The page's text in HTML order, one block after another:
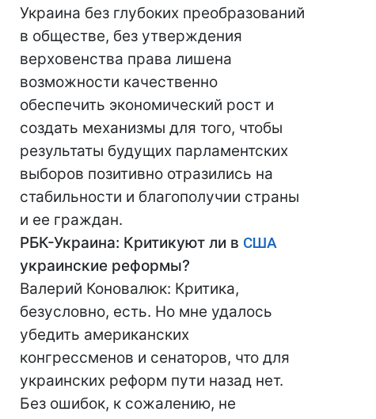
Украина без глубоких преобразований
в обществе, без утверждения
верховенства права лишена
возможности качественно
обеспечить экономический рост и
создать механизмы для того, чтобы
результаты будущих парламентских
выборов позитивно отразились на
стабильности и благополучии страны
и ее граждан.
РБК-Украина: Критикуют ли в США
украинские реформы?
Валерий Коновалюк: Критика,
безусловно, есть. Но мне удалось
убедить американских
конгрессменов и сенаторов, что для
украинских реформ пути назад нет.
Без ошибок, к сожалению, не